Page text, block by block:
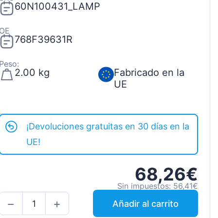
60N100431_LAMP
768F39631R
2.00 kg
Fabricado en la
UE
¡Devoluciones gratuitas en 30 días en la
UE!
68,26€
Sin impuestos: 56,41€
Añadir al carrito